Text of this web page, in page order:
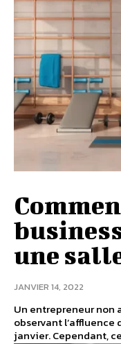
une
JANVIER 14, 2022
Un entrepreneur non
observant l’affluence
janvier. Cependant,